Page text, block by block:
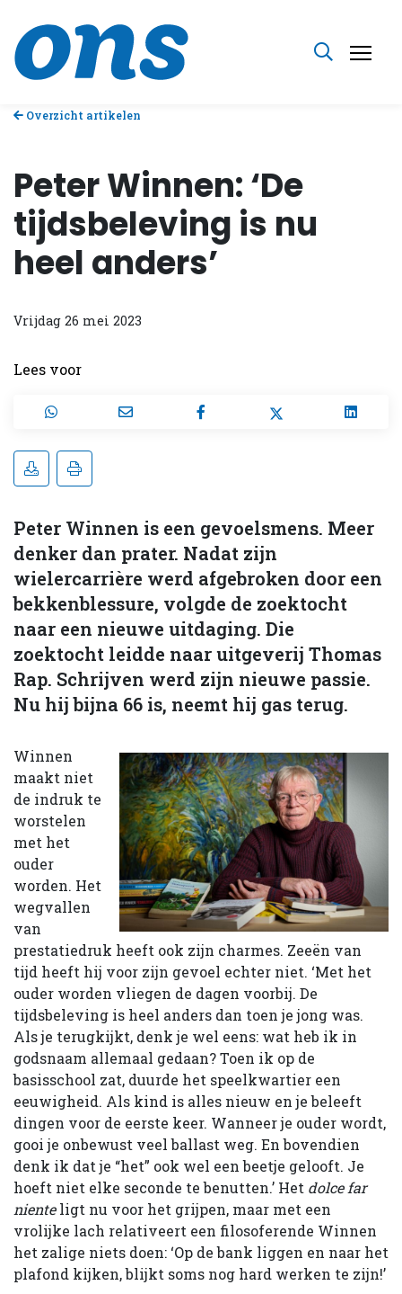
Overzicht artikelen
Peter Winnen: ‘De
tijdsbeleving is nu
heel anders’
Vrijdag 26 mei 2023
Lees voor
Peter Winnen is een gevoels­mens. Meer
denker dan prater. Nadat zijn
wielercarrière werd afgebroken door een
bekkenblessure, volgde de zoektocht
naar een nieuwe uitdaging. Die
zoektocht leidde naar uitgeverij Thomas
Rap. Schrijven werd zijn nieuwe passie.
Nu hij bijna 66 is, neemt hij gas terug.
Winnen
maakt niet
de indruk te
worstelen
met het
ouder
worden. Het
wegvallen
van
prestatiedruk heeft ook zijn charmes. Zeeën van
tijd heeft hij voor zijn gevoel echter niet. ‘Met het
ouder worden vliegen de dagen voorbij. De
tijdsbeleving is heel anders dan toen je jong was.
Als je terugkijkt, denk je wel eens: wat heb ik in
godsnaam allemaal gedaan? Toen ik op de
basisschool zat, duurde het speelkwartier een
eeuwig­heid. Als kind is alles nieuw en je beleeft
dingen voor de eerste keer. Wanneer je ouder wordt,
gooi je onbewust veel ballast weg. En bovendien
denk ik dat je “het” ook wel een beetje gelooft. Je
hoeft niet elke seconde te benutten.’ Het dolce far
nienteligt nu voor het grijpen, maar met een
vrolijke lach relativeert een filosoferende Winnen
het zalige niets doen: ‘Op de bank liggen en naar het
plafond kijken, blijkt soms nog hard werken te zijn!’